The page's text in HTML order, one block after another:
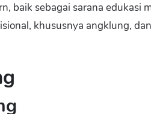
baik sebagai sarana edukasi
khususnya angklung,